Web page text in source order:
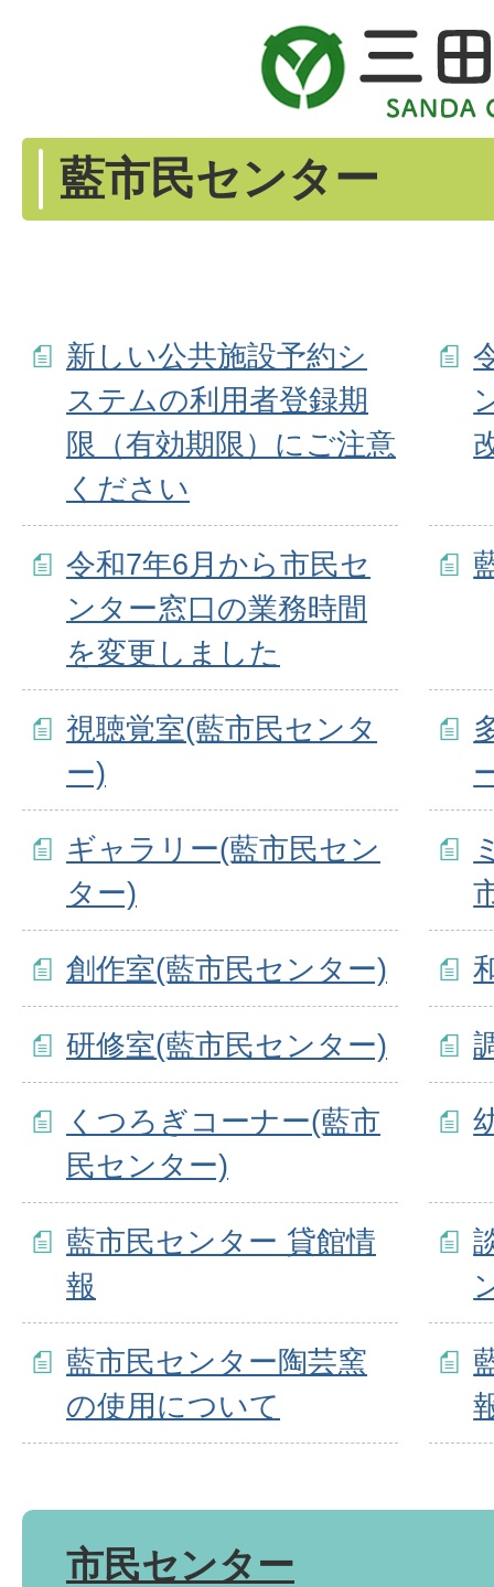
藍市民センター
新しい公共施設予約シ
ステムの利用者登録期
限（有効期限）にご注意
ください
令和7年6月から市民セ
ンター窓口の業務時間
を変更しました
視聴覚室(藍市民センタ
ー)
ギャラリー(藍市民セン
ター)
創作室(藍市民センター)
研修室(藍市民センター)
くつろぎコーナー(藍市
民センター)
藍市民センター 貸館情
報
藍市民センター陶芸窯
の使用について
市民センター